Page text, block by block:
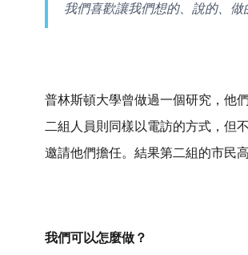
我們喜歡讓我們想的、說的、做
普林斯頓大學曾做過一個研究，他
二組人員則同樣以電訪的方式，但
邀請他們擔任。結果第二組的市民
我們可以怎麼做？